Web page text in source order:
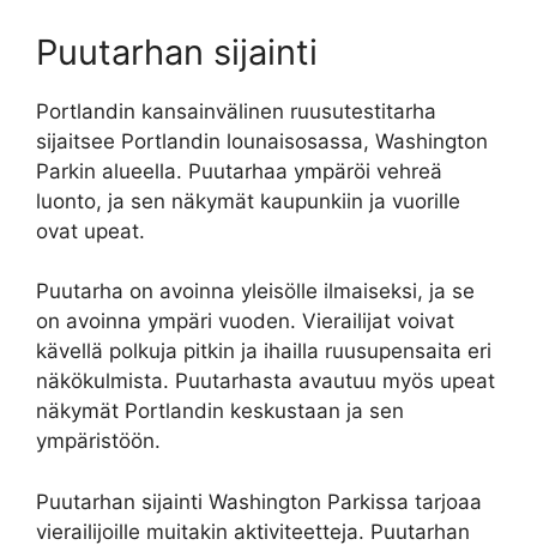
Puutarhan sijainti
Portlandin kansainvälinen ruusutestitarha
sijaitsee Portlandin lounaisosassa, Washington
Parkin alueella. Puutarhaa ympäröi vehreä
luonto, ja sen näkymät kaupunkiin ja vuorille
ovat upeat.
Puutarha on avoinna yleisölle ilmaiseksi, ja se
on avoinna ympäri vuoden. Vierailijat voivat
kävellä polkuja pitkin ja ihailla ruusupensaita eri
näkökulmista. Puutarhasta avautuu myös upeat
näkymät Portlandin keskustaan ja sen
ympäristöön.
Puutarhan sijainti Washington Parkissa tarjoaa
vierailijoille muitakin aktiviteetteja. Puutarhan